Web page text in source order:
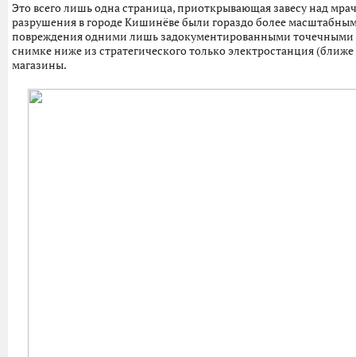
Это всего лишь одна страница, приоткрывающая завесу над
разрушения в городе Кишинёве были гораздо более
повреждения одними лишь задокументированными точечными
снимке ниже из стратегического только электростанция
магазины.